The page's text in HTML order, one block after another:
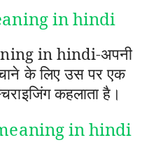
in hindi
in hindi-अपनी
के लिए उस पर एक
कहलाता है।
in hindi